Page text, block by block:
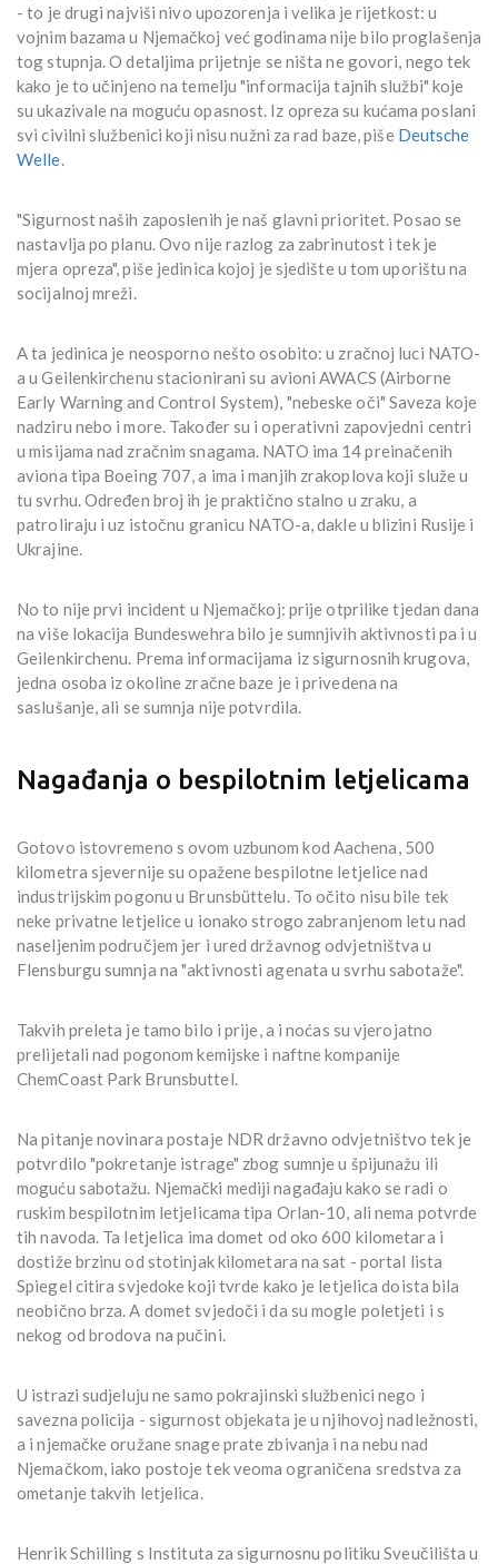
- to je drugi najviši nivo upozorenja i velika je rijetkost: u
vojnim bazama u Njemačkoj već godinama nije bilo proglašenja
tog stupnja. O detaljima prijetnje se ništa ne govori, nego tek
kako je to učinjeno na temelju "informacija tajnih službi" koje
su ukazivale na moguću opasnost. Iz opreza su kućama poslani
svi civilni službenici koji nisu nužni za rad baze, piše Deutsche
Welle.
"Sigurnost naših zaposlenih je naš glavni prioritet. Posao se
nastavlja po planu. Ovo nije razlog za zabrinutost i tek je
mjera opreza", piše jedinica kojoj je sjedište u tom uporištu na
socijalnoj mreži.
A ta jedinica je neosporno nešto osobito: u zračnoj luci NATO-
a u Geilenkirchenu stacionirani su avioni AWACS (Airborne
Early Warning and Control System), "nebeske oči" Saveza koje
nadziru nebo i more. Također su i operativni zapovjedni centri
u misijama nad zračnim snagama. NATO ima 14 preinačenih
aviona tipa Boeing 707, a ima i manjih zrakoplova koji služe u
tu svrhu. Određen broj ih je praktično stalno u zraku, a
patroliraju i uz istočnu granicu NATO-a, dakle u blizini Rusije i
Ukrajine.
No to nije prvi incident u Njemačkoj: prije otprilike tjedan dana
na više lokacija Bundeswehra bilo je sumnjivih aktivnosti pa i u
Geilenkirchenu. Prema informacijama iz sigurnosnih krugova,
jedna osoba iz okoline zračne baze je i privedena na
saslušanje, ali se sumnja nije potvrdila.
Nagađanja o bespilotnim letjelicama
Gotovo istovremeno s ovom uzbunom kod Aachena, 500
kilometra sjevernije su opažene bespilotne letjelice nad
industrijskim pogonu u Brunsbüttelu. To očito nisu bile tek
neke privatne letjelice u ionako strogo zabranjenom letu nad
naseljenim područjem jer i ured državnog odvjetništva u
Flensburgu sumnja na "aktivnosti agenata u svrhu sabotaže".
Takvih preleta je tamo bilo i prije, a i noćas su vjerojatno
prelijetali nad pogonom kemijske i naftne kompanije
ChemCoast Park Brunsbuttel.
Na pitanje novinara postaje NDR državno odvjetništvo tek je
potvrdilo "pokretanje istrage" zbog sumnje u špijunažu ili
moguću sabotažu. Njemački mediji nagađaju kako se radi o
ruskim bespilotnim letjelicama tipa Orlan-10, ali nema potvrde
tih navoda. Ta letjelica ima domet od oko 600 kilometara i
dostiže brzinu od stotinjak kilometara na sat - portal lista
Spiegel citira svjedoke koji tvrde kako je letjelica doista bila
neobično brza. A domet svjedoči i da su mogle poletjeti i s
nekog od brodova na pučini.
U istrazi sudjeluju ne samo pokrajinski službenici nego i
savezna policija - sigurnost objekata je u njihovoj nadležnosti,
a i njemačke oružane snage prate zbivanja i na nebu nad
Njemačkom, iako postoje tek veoma ograničena sredstva za
ometanje takvih letjelica.
Henrik Schilling s Instituta za sigurnosnu politiku Sveučilišta u